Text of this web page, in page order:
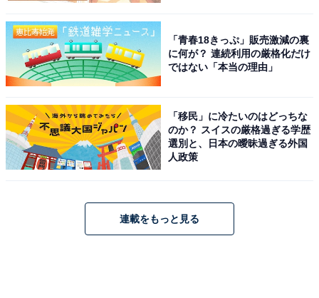
「青春18きっぷ」販売激減の裏
に何が？ 連続利用の厳格化だけ
ではない「本当の理由」
「移民」に冷たいのはどっちな
のか？ スイスの厳格過ぎる学歴
選別と、日本の曖昧過ぎる外国
人政策
連載をもっと見る